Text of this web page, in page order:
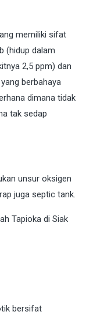
memiliki sifat
(hidup dalam
2,5 ppm) dan
berbahaya
dimana tidak
tak sedap
unsur oksigen
juga septic tank.
bersifat